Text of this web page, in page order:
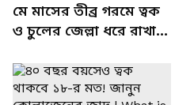
মে মাসের তীব্র গরমে ত্বক
ও চুলের জেল্লা ধরে রাখার